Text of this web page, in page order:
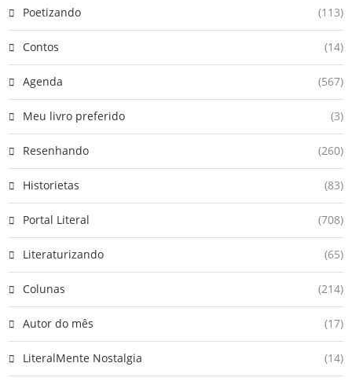
Poetizando (113)
Contos (14)
Agenda (567)
Meu livro preferido (3)
Resenhando (260)
Historietas (83)
Portal Literal (708)
Literaturizando (65)
Colunas (214)
Autor do mês (17)
LiteralMente Nostalgia (14)